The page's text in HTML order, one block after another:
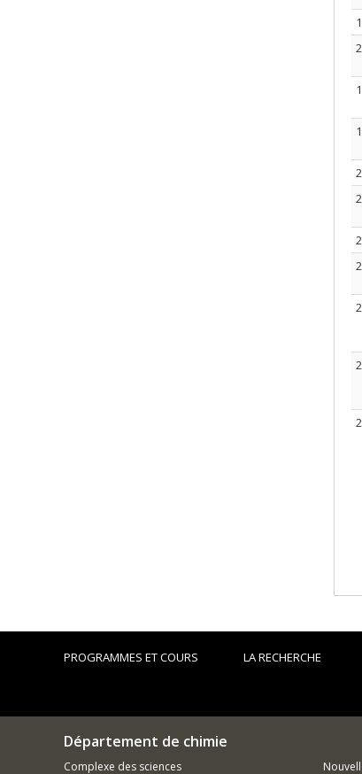
PROGRAMMES ET COURS LA RECHERCHE
Département de chimie
Complexe des sciences